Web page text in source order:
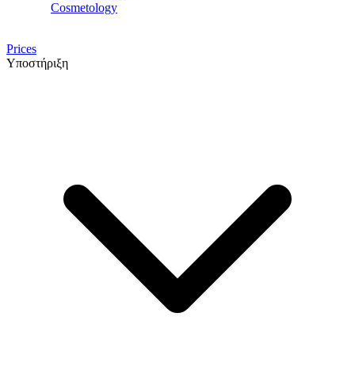
Cosmetology
Prices
Υποστήριξη